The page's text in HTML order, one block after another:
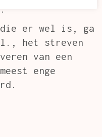
die er wel is, ga
het streven
van een
enge